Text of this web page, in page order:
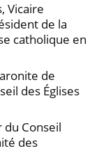
Vicaire
de la
catholique en
de
des Églises
du Conseil
des